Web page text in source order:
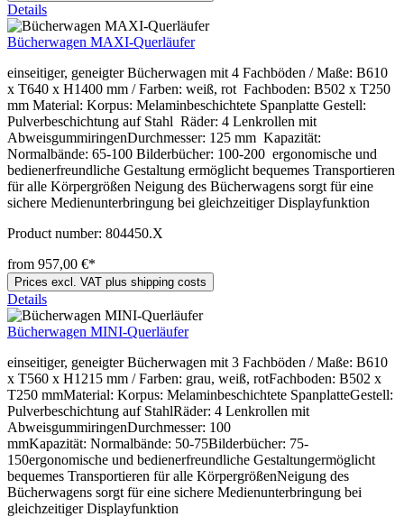
Details
Bücherwagen MAXI-Querläufer
einseitiger, geneigter Bücherwagen mit 4 Fachböden / Maße: B610
x T640 x H1400 mm / Farben: weiß, rot Fachboden: B502 x T250
mm Material: Korpus: Melaminbeschichtete Spanplatte Gestell:
Pulverbeschichtung auf Stahl Räder: 4 Lenkrollen mit
AbweisgummiringenDurchmesser: 125 mm Kapazität:
Normalbände: 65-100 Bilderbücher: 100-200 ergonomische und
bedienerfreundliche Gestaltung ermöglicht bequemes Transportieren
für alle Körpergrößen Neigung des Bücherwagens sorgt für eine
sichere Medienunterbringung bei gleichzeitiger Displayfunktion
Product number: 804450.X
from 957,00 €*
Prices excl. VAT plus shipping costs
Details
Bücherwagen MINI-Querläufer
einseitiger, geneigter Bücherwagen mit 3 Fachböden / Maße: B610
x T560 x H1215 mm / Farben: grau, weiß, rotFachboden: B502 x
T250 mmMaterial: Korpus: Melaminbeschichtete SpanplatteGestell:
Pulverbeschichtung auf StahlRäder: 4 Lenkrollen mit
AbweisgummiringenDurchmesser: 100
mmKapazität: Normalbände: 50-75Bilderbücher: 75-
150ergonomische und bedienerfreundliche Gestaltungermöglicht
bequemes Transportieren für alle KörpergrößenNeigung des
Bücherwagens sorgt für eine sichere Medienunterbringung bei
gleichzeitiger Displayfunktion